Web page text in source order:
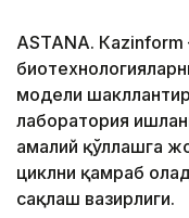
ASTANА. Кazinform
модели
лаборатория
амалий қўллашга
циклни қамраб
сақлаш вазирлиги.